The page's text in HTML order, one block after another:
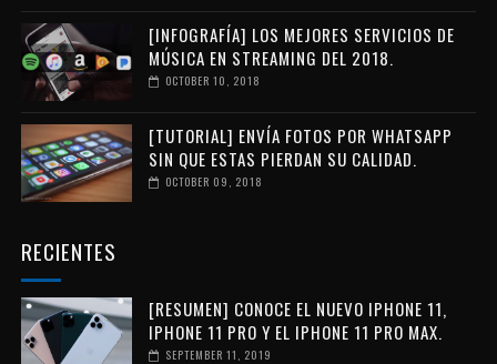
[INFOGRAFÍA] LOS MEJORES SERVICIOS DE
MÚSICA EN STREAMING DEL 2018.
OCTOBER 10, 2018
[TUTORIAL] ENVÍA FOTOS POR WHATSAPP
SIN QUE ESTAS PIERDAN SU CALIDAD.
OCTOBER 09, 2018
RECIENTES
[RESUMEN] CONOCE EL NUEVO IPHONE 11,
IPHONE 11 PRO Y EL IPHONE 11 PRO MAX.
SEPTEMBER 11, 2019